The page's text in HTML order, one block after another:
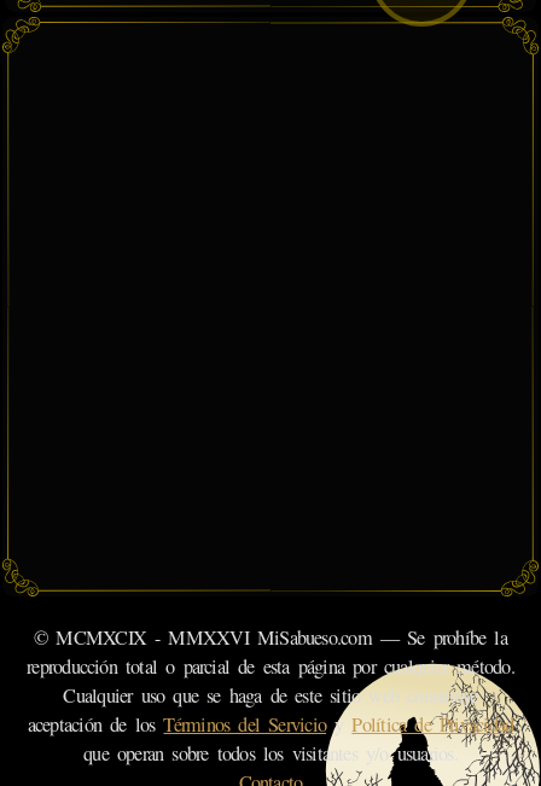
© MCMXCIX - MMXXVI MiSabueso.com — Se prohíbe la
reproducción total o parcial de esta página por cualquier método.
Cualquier uso que se haga de este sitio web constituye
aceptación de losTérminos del ServicioyPolítica de Privacidad
que operan sobre todos los visitantes y/o usuarios.